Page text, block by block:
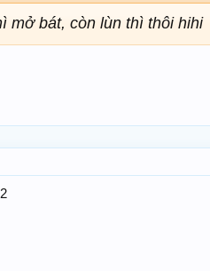
mở bát, còn lùn thì thôi hihi